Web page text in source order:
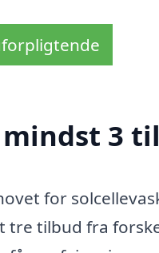
3
for
tre tilbud fra